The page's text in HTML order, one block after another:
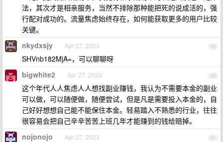
法，其次才是相亲服务，当然不排除那种能把死的说成活的，强
行配对成功的。流量焦虑始终存在，如何能获取更多的用户比较
关键。
49
nkydxsjy Apr 27, 2023
SHVnb182MjA=，可以聊聊呀
50
bigwhite2 Apr 27, 2023
这个年代人人焦虑人人想找副业赚钱，我认为不需要本金的副业
可以做，可以随便做，随便尝试，但是凡是需要投入本金的，自
己好好想想自己能不能保住本金。轻易踏入不熟悉的行业，往往
很容易会把自己辛辛苦苦上班几年才能赚到的钱给赔掉。
51
nojonojo Apr 27, 2023